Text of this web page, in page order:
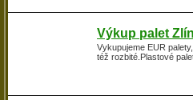
Výkup palet
Vykupujeme EUR
též rozbité.Plastové